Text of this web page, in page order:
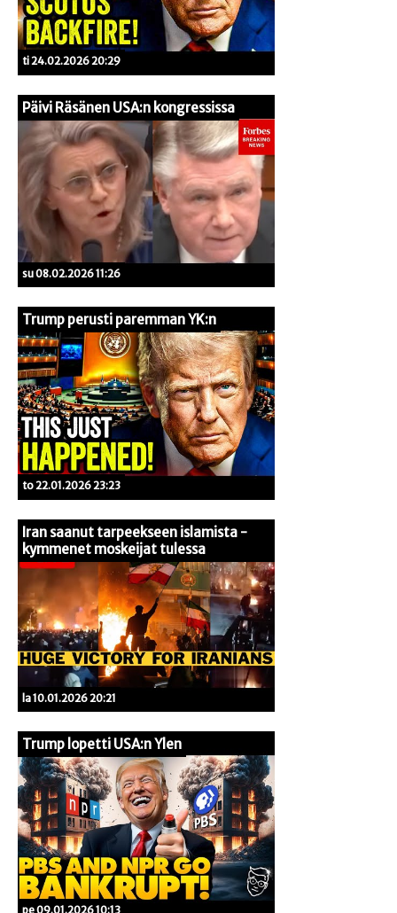
ti 24.02.2026 20:29
Päivi Räsänen USA:n kongressissa
su 08.02.2026 11:26
Trump perusti paremman YK:n
to 22.01.2026 23:23
Iran saanut tarpeekseen islamista -
kymmenet moskeijat tulessa
la 10.01.2026 20:21
Trump lopetti USA:n Ylen
pe 09.01.2026 10:13